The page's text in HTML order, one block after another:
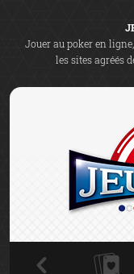
Jouer au poker en
les sites agréés